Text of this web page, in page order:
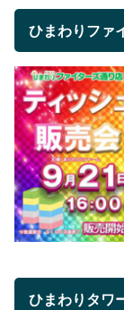
ひまわりファ
ひまわりタワ